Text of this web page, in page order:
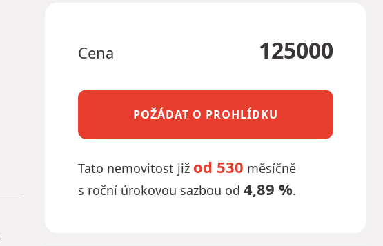
Cena 125000
POŽÁDAT O PROHLÍDKU
Tato nemovitost již od 530 měsíčně
s roční úrokovou sazbou od 4,89 %.